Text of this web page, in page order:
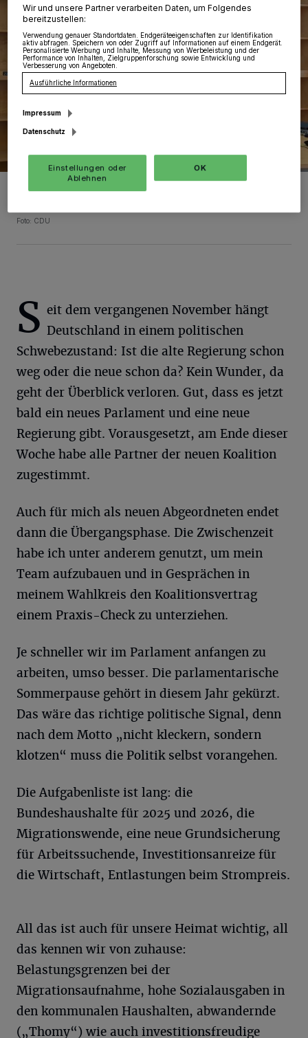
Foto: CDU
S eit dem vergangenen November hängt
Deutschland in einem politischen
Schwebezustand: Ist die alte Regierung schon
weg oder die neue schon da? Kein Wunder, da
geht der Überblick verloren. Gut, dass es jetzt
bald ein neues Parlament und eine neue
Regierung gibt. Vorausgesetzt, am Ende dieser
Woche habe alle Partner der neuen Koalition
zugestimmt.
Auch für mich als neuen Abgeordneten endet
dann die Übergangsphase. Die Zwischenzeit
habe ich unter anderem genutzt, um mein
Team aufzubauen und in Gesprächen in
meinem Wahlkreis den Koalitionsvertrag
einem Praxis-Check zu unterziehen.
Je schneller wir im Parlament anfangen zu
arbeiten, umso besser. Die parlamentarische
Sommerpause gehört in diesem Jahr gekürzt.
Das wäre das richtige politische Signal, denn
nach dem Motto „nicht kleckern, sondern
klotzen“ muss die Politik selbst vorangehen.
Die Aufgabenliste ist lang: die
Bundeshaushalte für 2025 und 2026, die
Migrationswende, eine neue Grundsicherung
für Arbeitssuchende, Investitionsanreize für
die Wirtschaft, Entlastungen beim Strompreis.
All das ist auch für unsere Heimat wichtig, all
das kennen wir von zuhause:
Belastungsgrenzen bei der
Migrationsaufnahme, hohe Sozialausgaben in
den kommunalen Haushalten, abwandernde
(„Thomy“) wie auch investitionsfreudige
Wir und unsere Partner verarbeiten Daten, um Folgendes
bereitzustellen:
Verwendung genauer Standortdaten. Endgeräteeigenschaften zur Identifikation
aktiv abfragen. Speichern von oder Zugriff auf Informationen auf einem Endgerät.
Personalisierte Werbung und Inhalte, Messung von Werbeleistung und der
Performance von Inhalten, Zielgruppenforschung sowie Entwicklung und
Verbesserung von Angeboten.
Ausführliche Informationen
Impressum
Datenschutz
Einstellungen oder
Ablehnen
OK